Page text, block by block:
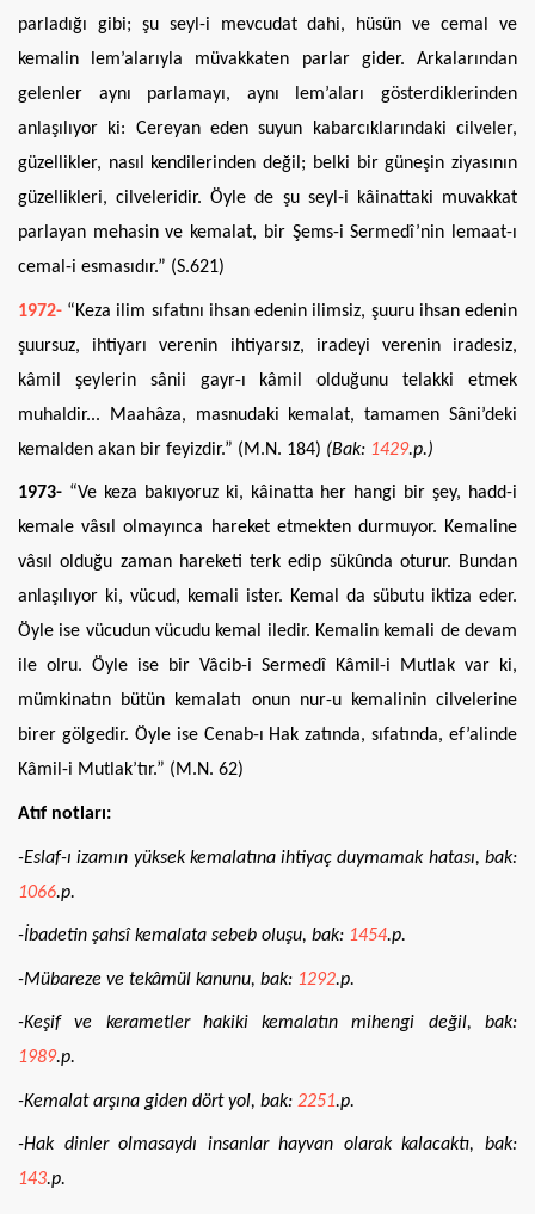
parladığı gibi; şu seyl-i mevcudat dahi, hüsün ve cemal ve
kemalin lem’alarıyla müvakkaten parlar gider. Arkalarından
gelenler aynı parlamayı, aynı lem’aları gösterdiklerinden
anlaşılıyor ki: Cereyan eden suyun kabarcıklarındaki cilveler,
güzellikler, nasıl kendilerinden değil; belki bir güneşin ziyasının
güzellikleri, cilveleridir. Öyle de şu seyl-i kâinattaki muvakkat
parlayan mehasin ve kemalat, bir Şems-i Sermedî’nin lemaat-ı
cemal-i esmasıdır.” (S.621)
1972- “Keza ilim sıfatını ihsan edenin ilimsiz, şuuru ihsan edenin
şuursuz, ihtiyarı verenin ihtiyarsız, iradeyi verenin iradesiz,
kâmil şeylerin sânii gayr-ı kâmil olduğunu telakki etmek
muhaldir... Maahâza, masnudaki kemalat, tamamen Sâni’deki
kemalden akan bir feyizdir.” (M.N. 184) (Bak: 1429.p.)
1973- “Ve keza bakıyoruz ki, kâinatta her hangi bir şey, hadd-i
kemale vâsıl olmayınca hareket etmekten durmuyor. Kemaline
vâsıl olduğu zaman hareketi terk edip sükûnda oturur. Bundan
anlaşılıyor ki, vücud, kemali ister. Kemal da sübutu iktiza eder.
Öyle ise vücudun vücudu kemal iledir. Kemalin kemali de devam
ile olru. Öyle ise bir Vâcib-i Sermedî Kâmil-i Mutlak var ki,
mümkinatın bütün kemalatı onun nur-u kemalinin cilvelerine
birer gölgedir. Öyle ise Cenab-ı Hak zatında, sıfatında, ef’alinde
Kâmil-i Mutlak’tır.” (M.N. 62)
Atıf notları:
-Eslaf-ı izamın yüksek kemalatına ihtiyaç duymamak hatası, bak:
1066.p.
-İbadetin şahsî kemalata sebeb oluşu, bak: 1454.p.
-Mübareze ve tekâmül kanunu, bak: 1292.p.
-Keşif ve kerametler hakiki kemalatın mihengi değil, bak:
1989.p.
-Kemalat arşına giden dört yol, bak: 2251.p.
-Hak dinler olmasaydı insanlar hayvan olarak kalacaktı, bak:
143.p.